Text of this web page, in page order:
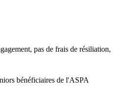
pas de frais de résiliation,
bénéficiaires de l'ASPA